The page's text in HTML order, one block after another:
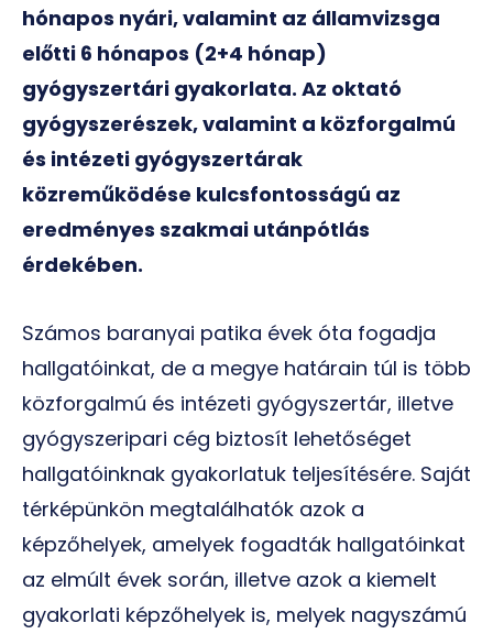
hónapos nyári, valamint az államvizsga
előtti 6 hónapos (2+4 hónap)
gyógyszertári gyakorlata. Az oktató
gyógyszerészek, valamint a közforgalmú
és intézeti gyógyszertárak
közreműködése kulcsfontosságú az
eredményes szakmai utánpótlás
érdekében.
Számos baranyai patika évek óta fogadja
hallgatóinkat, de a megye határain túl is több
közforgalmú és intézeti gyógyszertár, illetve
gyógyszeripari cég biztosít lehetőséget
hallgatóinknak gyakorlatuk teljesítésére. Saját
térképünkön megtalálhatók azok a
képzőhelyek, amelyek fogadták hallgatóinkat
az elmúlt évek során, illetve azok a kiemelt
gyakorlati képzőhelyek is, melyek nagyszámú